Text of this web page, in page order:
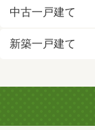
中古一戸建て
新築一戸建て